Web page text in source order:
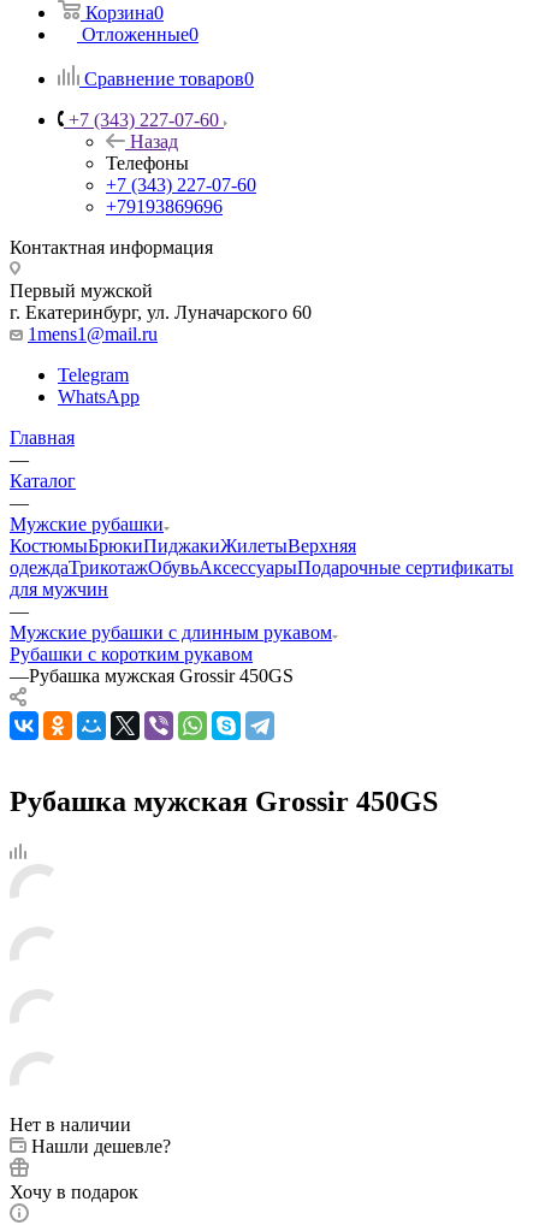
Корзина0
Отложенные0
Сравнение товаров0
+7 (343) 227-07-60
Назад
Телефоны
+7 (343) 227-07-60
+79193869696
Контактная информация
Первый мужской
г. Екатеринбург, ул. Луначарского 60
1mens1@mail.ru
Telegram
WhatsApp
Главная
—
Каталог
—
Мужские рубашки
КостюмыБрюкиПиджакиЖилетыВерхняя
одеждаТрикотажОбувьАксессуарыПодарочные сертификаты
для мужчин
—
Мужские рубашки с длинным рукавом
Рубашки с коротким рукавом
—Рубашка мужская Grossir 450GS
Рубашка мужская Grossir 450GS
Нет в наличии
Нашли дешевле?
Хочу в подарок